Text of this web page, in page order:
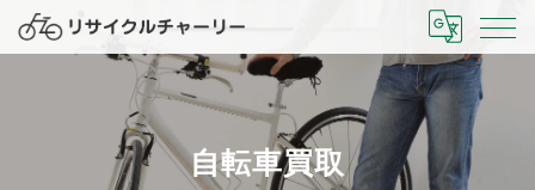
自転車買取